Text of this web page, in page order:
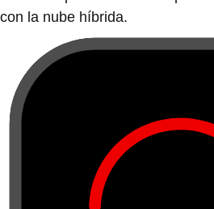
con la nube híbrida.